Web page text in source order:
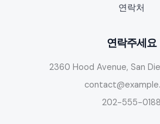
연락처
연락주세요
2360 Hood Avenue, San
202-555-0188